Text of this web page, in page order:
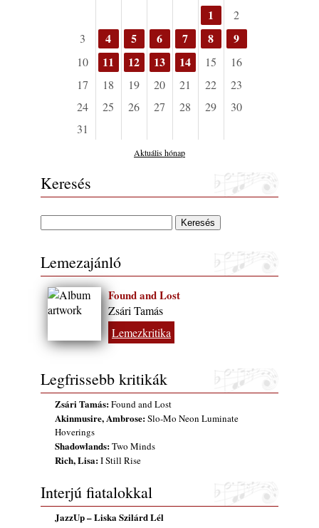
1
2
3
4 5 6 7 8 9
10 11 12 13 14 15
16
17
18 19 20 21 22
23
24
25 26 27 28 29
30
31
Aktuális hónap
Keresés
Lemezajánló
Found and Lost
Zsári Tamás
Lemezkritika
Legfrissebb kritikák
Zsári Tamás:Found and Lost
Akinmusire, Ambrose:Slo-Mo Neon Luminate
Hoverings
Shadowlands:Two Minds
Rich, Lisa:I Still Rise
Interjú fiatalokkal
JazzUp – Liska Szilárd Lél